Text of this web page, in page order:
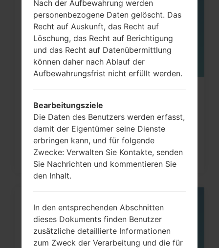
Werkseinstellungen durch Code
auf...
Nach der Aufbewahrung werden
personenbezogene Daten gelöscht. Das
Recht auf Auskunft, das Recht auf
Löschung, das Recht auf Berichtigung
und das Recht auf Datenübermittlung
können daher nach Ablauf der
Aufbewahrungsfrist nicht erfüllt werden.
Bearbeitungsziele
Die Daten des Benutzers werden erfasst,
damit der Eigentümer seine Dienste
erbringen kann, und für folgende
Zwecke: Verwalten Sie Kontakte, senden
Sie Nachrichten und kommentieren Sie
den Inhalt.
In den entsprechenden Abschnitten
dieses Dokuments finden Benutzer
zusätzliche detaillierte Informationen
zum Zweck der Verarbeitung und die für